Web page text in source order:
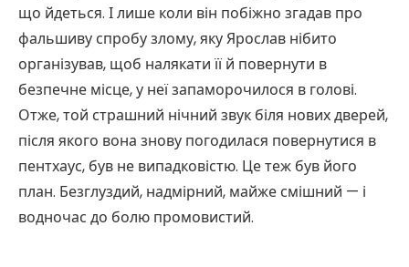
що йдеться. І лише коли він побіжно згадав про
фальшиву спробу злому, яку Ярослав нібито
організував, щоб налякати її й повернути в
безпечне місце, у неї запаморочилося в голові.
Отже, той страшний нічний звук біля нових дверей,
після якого вона знову погодилася повернутися в
пентхаус, був не випадковістю. Це теж був його
план. Безглуздий, надмірний, майже смішний — і
водночас до болю промовистий.